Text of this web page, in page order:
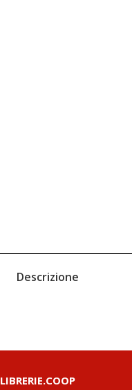
Descrizione
LIBRERIE.COOP